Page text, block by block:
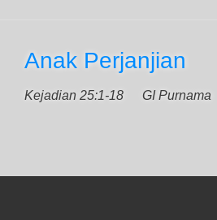
Anak Perjanjian
Kejadian 25:1-18 GI Purnama